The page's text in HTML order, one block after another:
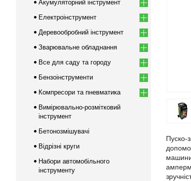
Пуско-
Акумуляторний інструмент
Електроінструмент
Деревообробний інструмент
Зварювальне обладнання
Все для саду та городу
Бензоінструменти
Компресори та пневматика
Вимірювально-розмітковий
інструмент
Бетонозмішувачі
Відрізні круги
Набори автомобільного
інструменту